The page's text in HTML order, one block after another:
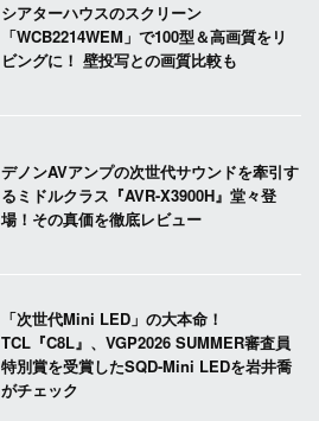
シアターハウスのスクリーン
「WCB2214WEM」で100型＆高画質をリ
ビングに！ 壁投写との画質比較も
デノンAVアンプの次世代サウンドを牽引す
るミドルクラス『AVR-X3900H』堂々登
場！その真価を徹底レビュー
「次世代Mini LED」の大本命！
TCL『C8L』、VGP2026 SUMMER審査員
特別賞を受賞したSQD-Mini LEDを岩井喬
がチェック